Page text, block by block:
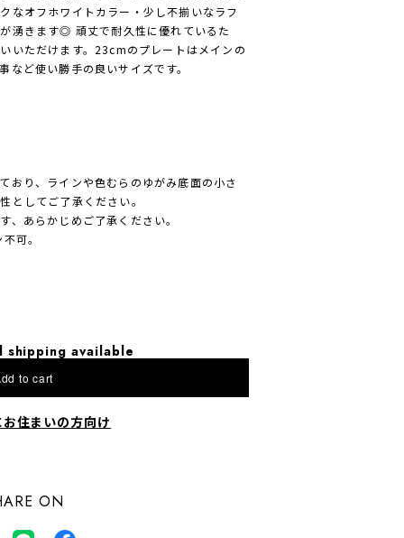
なオフホワイトカラー・少し不揃いなラフ
湧きます◎ 頑丈で耐久性に優れているた
いただけます。23cmのプレートはメインの
など使い勝手の良いサイズです。
おり、ラインや色むらのゆがみ底面の小さ
としてご了承ください。
、あらかじめご了承ください。
可。
shipping available
to cart
住まいの方向け
ON